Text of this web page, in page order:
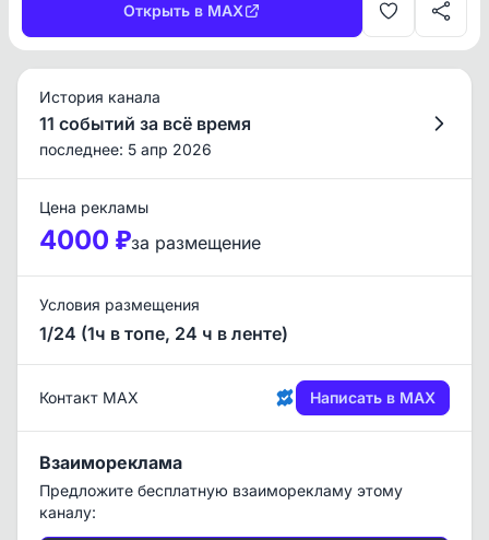
Открыть в MAX
История канала
11 событий за всё время
последнее: 5 апр 2026
Цена рекламы
4000 ₽за размещение
Условия размещения
1/24 (1ч в топе, 24 ч в ленте)
Контакт MAX Написать в MAX
Взаимореклама
Предложите бесплатную взаиморекламу этому
каналу: